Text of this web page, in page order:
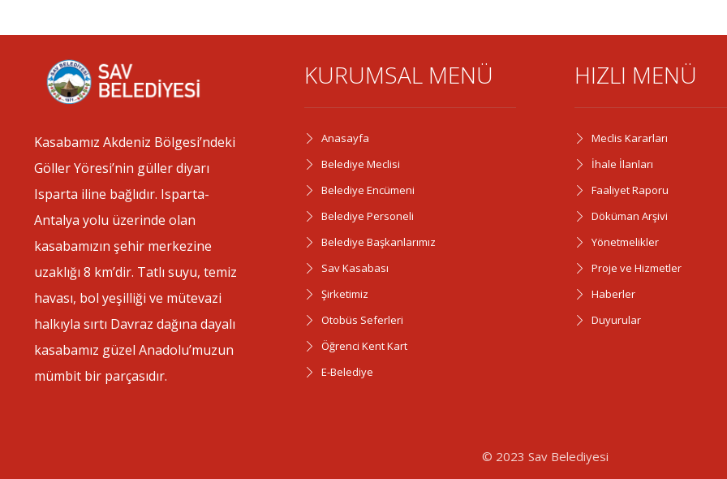
Kasabamız Akdeniz Bölgesi’ndeki
Göller Yöresi’nin güller diyarı
Isparta iline bağlıdır. Isparta-
Antalya yolu üzerinde olan
kasabamızın şehir merkezine
uzaklığı 8 km’dir. Tatlı suyu, temiz
havası, bol yeşilliği ve mütevazi
halkıyla sırtı Davraz dağına dayalı
kasabamız güzel Anadolu’muzun
mümbit bir parçasıdır.
KURUMSAL MENÜ
Anasayfa
Belediye Meclisi
Belediye Encümeni
Belediye Personeli
Belediye Başkanlarımız
Sav Kasabası
Şirketimiz
Otobüs Seferleri
Öğrenci Kent Kart
E-Belediye
HIZLI MENÜ
Meclis Kararları
İhale İlanları
Faaliyet Raporu
Döküman Arşivi
Yönetmelikler
Proje ve Hizmetler
Haberler
Duyurular
© 2023 Sav Belediyesi